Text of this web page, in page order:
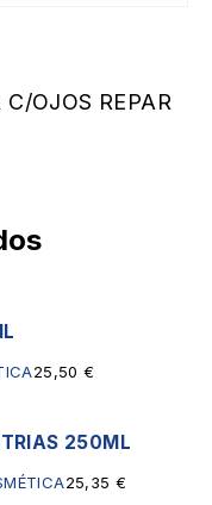
OJOS REPAR
25,50€
250ML
25,35€